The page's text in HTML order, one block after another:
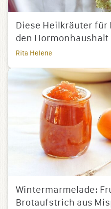
Diese Heilkräuter
den Hormonhaushalt
Rita Helene
Wintermarmelade:
Brotaufstrich aus